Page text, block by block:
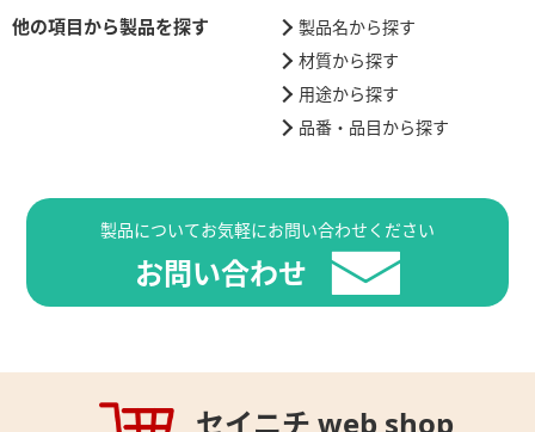
他の項目から製品を探す
製品名から探す
材質から探す
用途から探す
品番・品目から探す
製品についてお気軽にお問い合わせください
お問い合わせ
セイニチ web shop